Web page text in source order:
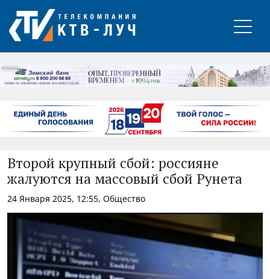
РЕКЛАМА
Второй крупный сбой: россияне
жалуются на массовый сбой Рунета
24 Января 2025, 12:55, Общество